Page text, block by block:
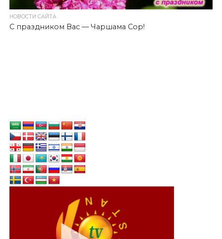
НОВОСТИ САЙТА
C праздником Вас — Чаршама Сор!